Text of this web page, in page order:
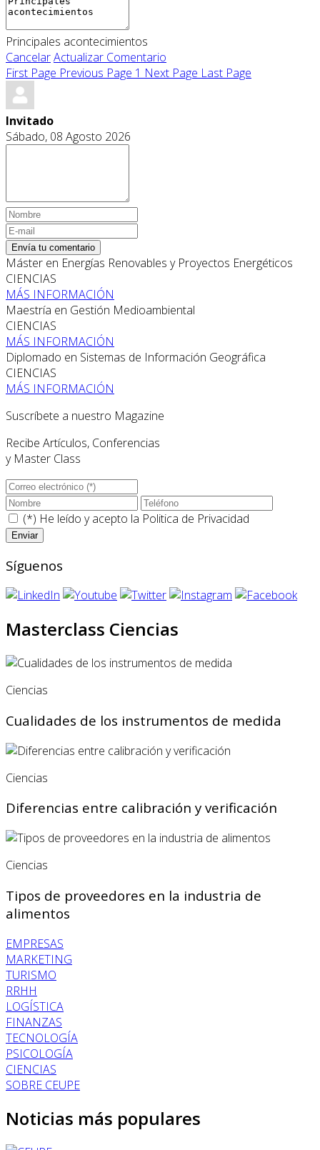
Principales acontecimientos
CancelarActualizar Comentario
First Page Previous Page 1 Next Page Last Page
Invitado
Sábado, 08 Agosto 2026
Envía tu comentario
Máster en Energías Renovables y Proyectos Energéticos
CIENCIAS
MÁS INFORMACIÓN
Maestría en Gestión Medioambiental
CIENCIAS
MÁS INFORMACIÓN
Diplomado en Sistemas de Información Geográfica
CIENCIAS
MÁS INFORMACIÓN
Suscríbete a nuestro Magazine
Recibe Artículos, Conferencias
y Master Class
(*) He leído y acepto la Politica de Privacidad
Síguenos
Masterclass Ciencias
Ciencias
Cualidades de los instrumentos de medida
Ciencias
Diferencias entre calibración y verificación
Ciencias
Tipos de proveedores en la industria de
alimentos
EMPRESAS
MARKETING
TURISMO
RRHH
LOGÍSTICA
FINANZAS
TECNOLOGÍA
PSICOLOGÍA
CIENCIAS
SOBRE CEUPE
Noticias más populares